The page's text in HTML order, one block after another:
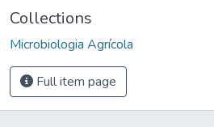
Collections
Microbiologia Agrícola
Full item page